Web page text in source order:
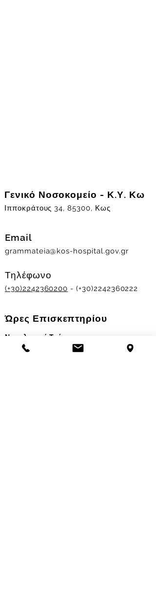
Γενικό Νοσοκομείο - Κ.Υ. Κω
Ιπποκράτους 34, 85300, Κως
Email
grammateia@kos-hospital.gov.gr
Τηλέφωνο
(+30)2242360200 - (+30)2242360222
Ώρες Επισκεπτηρίου
Νοσηλευτικά Τμήματα
Χειμερινό ωράριο: 11.00-13.00
17.30-19.30